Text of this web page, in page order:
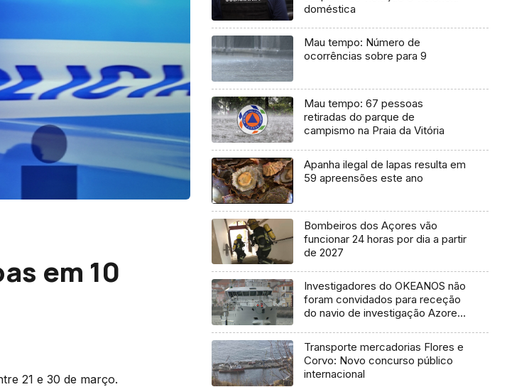
em 10
21 e 30 de março.
doméstica
Mau tempo: Número de
ocorrências sobre para 9
Mau tempo: 67 pessoas
retiradas do parque de
campismo na Praia da Vitória
Apanha ilegal de lapas resulta em
59 apreensões este ano
Bombeiros dos Açores vão
funcionar 24 horas por dia a partir
de 2027
Investigadores do OKEANOS não
foram convidados para receção
do navio de investigação Azores
Transporte mercadorias Flores e
Corvo: Novo concurso público
internacional